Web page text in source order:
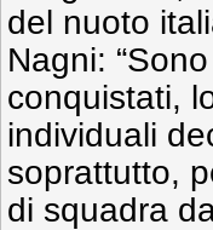
del nuoto
Nagni:
conquistati,
individuali
soprattutto,
di squadra